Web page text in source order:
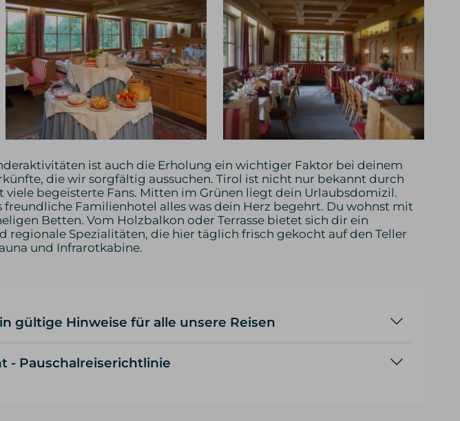
ist auch die Erholung ein wichtiger Faktor bei deinem
die wir sorgfältig aussuchen. Tirol ist nicht nur bekannt durch
begeisterte Fans. Mitten im Grünen liegt dein Urlaubsdomizil.
Familienhotel alles was dein Herz begehrt. Du wohnst mit
Betten. Vom Holzbalkon oder Terrasse bietet sich dir ein
Spezialitäten, die hier täglich frisch gekocht auf den Teller
und Infrarotkabine.
gültige Hinweise für alle unsere Reisen
auf Qualität und wandern deshalb in kleinen Gruppen
aufgrund terminlicher Engpässe die Teilnehmerzahl größer als 9
- Pauschalreiserichtlinie